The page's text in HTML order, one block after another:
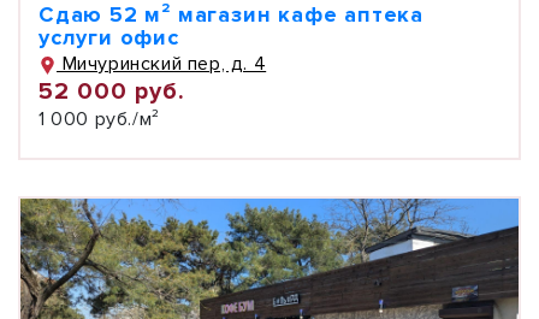
Сдаю 52 м² магазин кафе аптека
услуги офис
Мичуринский пер, д. 4
52 000 руб.
1 000 руб./м²